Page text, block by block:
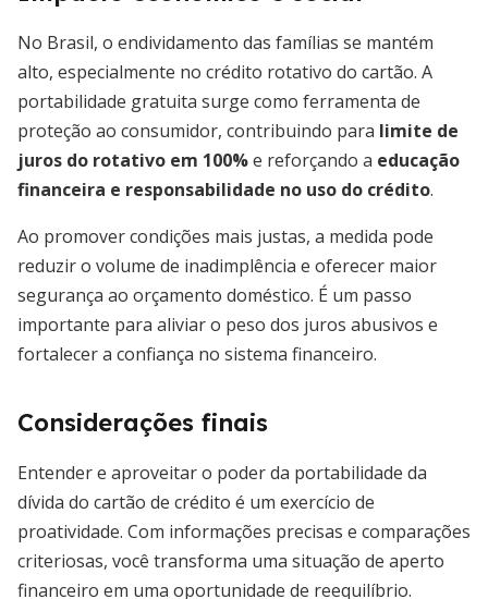
No Brasil, o endividamento das famílias se mantém
alto, especialmente no crédito rotativo do cartão. A
portabilidade gratuita surge como ferramenta de
proteção ao consumidor, contribuindo para limite de
juros do rotativo em 100%e reforçando a educação
financeira e responsabilidade no uso do crédito.
Ao promover condições mais justas, a medida pode
reduzir o volume de inadimplência e oferecer maior
segurança ao orçamento doméstico. É um passo
importante para aliviar o peso dos juros abusivos e
fortalecer a confiança no sistema financeiro.
Considerações finais
Entender e aproveitar o poder da portabilidade da
dívida do cartão de crédito é um exercício de
proatividade. Com informações precisas e comparações
criteriosas, você transforma uma situação de aperto
financeiro em uma oportunidade de reequilíbrio.